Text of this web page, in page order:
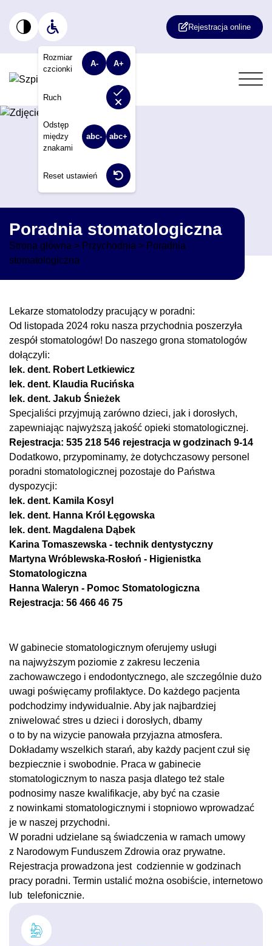
Rozmiar
czcionki
A- A+
Ruch Włącz lub wyłącz animacje na stronie.
Odstęp
między
znakami
abc- abc+
Reset ustawień
Rejestracja online
Poradnia stomatologiczna
Strona główna > Przychodnia > Poradnia
stomatologiczna
Lekarze stomatolodzy pracujący w poradni:
Od listopada 2024 roku nasza przychodnia poszerzyła
zespół stomatologów! Do naszego grona stomatologów
dołączyli:
lek. dent. Robert Letkiewicz
lek. dent. Klaudia Rucińska
lek. dent. Jakub Śnieżek
Specjaliści przyjmują zarówno dzieci, jak i dorosłych,
zapewniając najwyższą jakość opieki stomatologicznej.
Rejestracja: 535 218 546 rejestracja w godzinach 9-14
Dodatkowo, przypominamy, że dotychczasowy personel
poradni stomatologicznej pozostaje do Państwa
dyspozycji:
lek. dent. Kamila Kosyl
lek. dent. Hanna Król Łęgowska
lek. dent. Magdalena Dąbek
Karina Tomaszewska - technik dentystyczny
Martyna Wróblewska-Rosłoń - Higienistka
Stomatologiczna
Hanna Waleryn - Pomoc Stomatologiczna
Rejestracja: 56 466 46 75
W gabinecie stomatologicznym oferujemy usługi
na najwyższym poziomie z zakresu leczenia
zachowawczego i endodontycznego, ale szczególnie dużo
uwagi poświęcamy profilaktyce. Do każdego pacjenta
podchodzimy indywidualnie. Aby jak najbardziej
zniwelować stres u dzieci i dorosłych, dbamy
o to by na wizycie panowała przyjazna atmosfera.
Dokładamy wszelkich starań, aby każdy pacjent czuł się
bezpiecznie i swobodnie. Praca w gabinecie
stomatologicznym to nasza pasja dlatego też stale
podnosimy nasze kwalifikacje, aby być na czasie
z nowinkami stomatologicznymi i stopniowo wprowadzać
je w naszej przychodni.
W poradni udzielane są świadczenia w ramach umowy
z Narodowym Funduszem Zdrowia oraz prywatne.
Rejestracja prowadzona jest codziennie w godzinach
pracy poradni. Termin ustalić można osobiście, internetowo
lub telefonicznie.